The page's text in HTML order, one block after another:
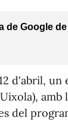
de Google
d'abril, un
amb
del